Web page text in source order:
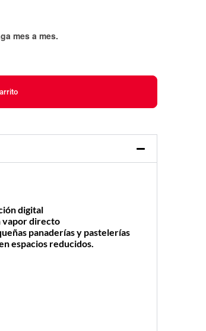
mes a mes.
digital
vapor directo
panaderías y pastelerías
espacios reducidos.